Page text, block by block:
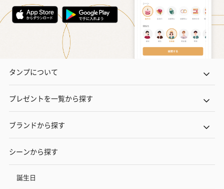
タンプについて
プレゼントを一覧から探す
ブランドから探す
シーンから探す
誕生日